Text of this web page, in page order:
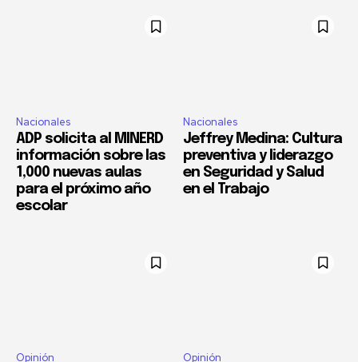
Nacionales
ADP solicita al MINERD
información sobre las
1,000 nuevas aulas
para el próximo año
escolar
Nacionales
Jeffrey Medina: Cultura
preventiva y liderazgo
en Seguridad y Salud
en el Trabajo
Opinión Opinión